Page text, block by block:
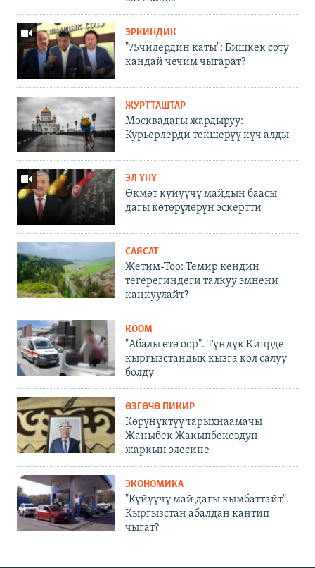
ЭРКИНДИК
"75чилердин каты": Бишкек соту
кандай чечим чыгарат?
ЖУРТТАШТАР
Москвадагы жардыруу:
Курьерлерди текшерүү күч алды
ЭЛ ҮНҮ
Өкмөт күйүүчү майдын баасы
дагы көтөрүлөрүн эскертти
САЯСАТ
Жетим-Тоо: Темир кендин
тегерегиндеги талкуу эмнени
каңкуулайт?
КООМ
"Абалы өтө оор". Түндүк Кипрде
кыргызстандык кызга кол салуу
болду
ӨЗГӨЧӨ ПИКИР
Көрүнүктүү тарыхнаамачы
Жаныбек Жакыпбековдун
жаркын элесине
ЭКОНОМИКА
"Күйүүчү май дагы кымбаттайт".
Кыргызстан абалдан кантип
чыгат?